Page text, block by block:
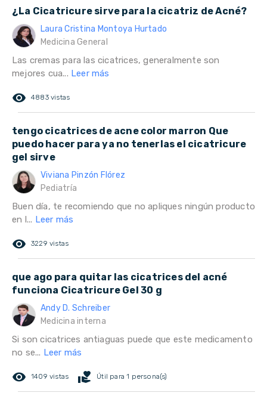
¿La Cicatricure sirve para la cicatriz de Acné?
Laura Cristina Montoya Hurtado
Medicina General
Las cremas para las cicatrices, generalmente son
mejores cua... Leer más
remove_red_eye 4883 vistas
tengo cicatrices de acne color marron Que
puedo hacer para ya no tenerlas el cicatricure
gel sirve
Viviana Pinzón Flórez
Pediatría
Buen día, te recomiendo que no apliques ningún producto
en l... Leer más
remove_red_eye 3229 vistas
que ago para quitar las cicatrices del acné
funciona Cicatricure Gel 30 g
Andy D. Schreiber
Medicina interna
Si son cicatrices antiaguas puede que este medicamento
no se... Leer más
remove_red_eye 1409 vistas volunteer_activism Útil para 1 persona(s)